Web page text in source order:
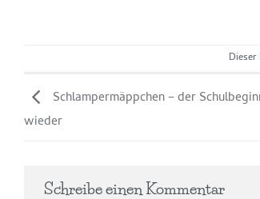
Schlampermäppchen – der
wieder
Schreibe einen Kommentar